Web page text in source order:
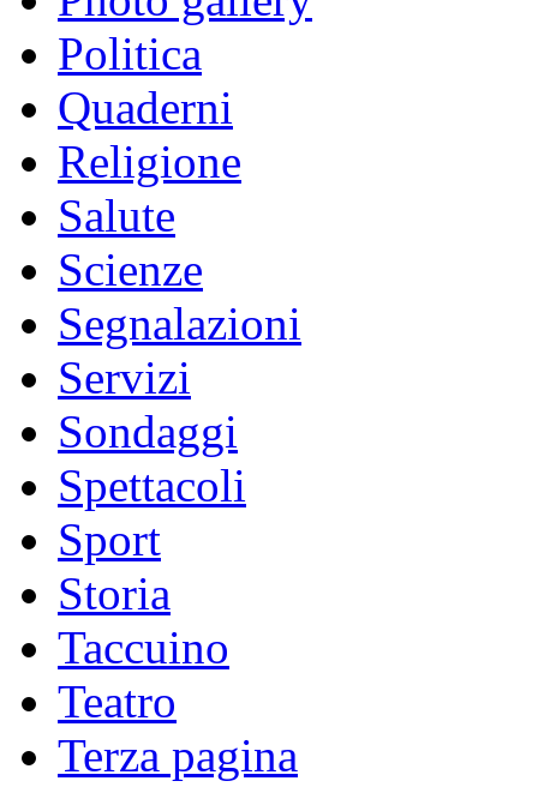
Politica
Quaderni
Religione
Salute
Scienze
Segnalazioni
Servizi
Sondaggi
Spettacoli
Sport
Storia
Taccuino
Teatro
Terza pagina